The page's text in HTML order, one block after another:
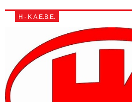
Η - Κ Α.Ε.Β.Ε.